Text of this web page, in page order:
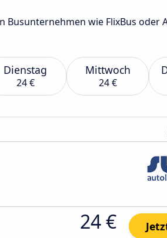
Busunternehmen wie FlixBus oder
Dienstag
24 €
Mittwoch
24 €
24 €